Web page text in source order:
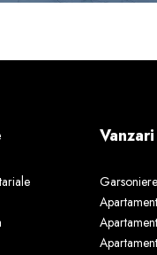
Vanzari